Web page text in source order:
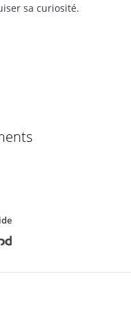
sa curiosité.